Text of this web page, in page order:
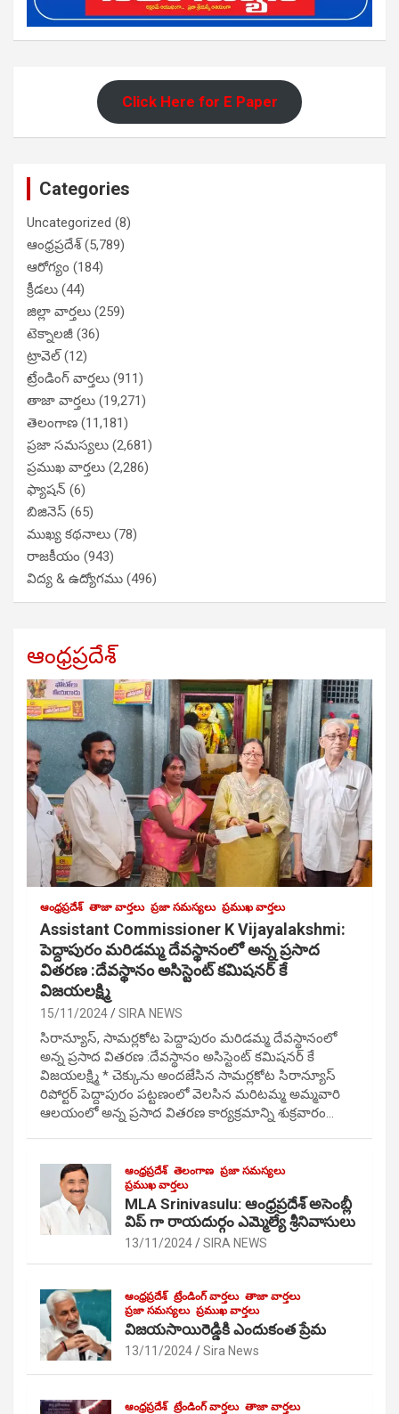
Click Here for E Paper
Categories
Uncategorized (8)
ఆంధ్రప్రదేశ్(5,789)
ఆరోగ్యం (184)
క్రీడలు (44)
జిల్లా వార్తలు (259)
టెక్నాలజీ (36)
ట్రావెల్(12)
ట్రేండింగ్ వార్తలు (911)
తాజా వార్తలు (19,271)
తెలంగాణ (11,181)
ప్రజా సమస్యలు (2,681)
ప్రముఖ వార్తలు (2,286)
ఫ్యాషన్ (6)
బిజినెస్ (65)
ముఖ్య కథనాలు (78)
రాజకీయం (943)
విద్య & ఉద్యోగము (496)
ఆంధ్రప్రదేశ్
ఆంధ్రప్రదేశ్ తాజా వార్తలు ప్రజా సమస్యలు ప్రముఖ వార్తలు
Assistant Commissioner K Vijayalakshmi:
పెద్దాపురం మరిడమ్మ దేవస్థానంలో అన్న ప్రసాద
వితరణ :దేవస్థానం అసిస్టెంట్ కమిషనర్ కే
విజయలక్ష్మి
15/11/2024 SIRA NEWS
సిరాన్యూస్, సామర్లకోట పెద్దాపురం మరిడమ్మ దేవస్థానంలో
అన్న ప్రసాద వితరణ :దేవస్థానం అసిస్టెంట్ కమిషనర్ కే
విజయలక్ష్మి * చెక్కును అందజేసిన సామర్లకోట సిరాన్యూస్
రిపోర్టర్ పెద్దాపురం పట్టణంలో వెలసిన మరిటమ్మ అమ్మవారి
ఆలయంలో అన్న ప్రసాద వితరణ కార్యక్రమాన్ని శుక్రవారం…
ఆంధ్రప్రదేశ్ తెలంగాణ ప్రజా సమస్యలు
ప్రముఖ వార్తలు
MLA Srinivasulu: ఆంధ్రప్రదేశ్ అసెంబ్లీ
విప్ గా రాయదుర్గం ఎమ్మెల్యే శ్రీనివాసులు
13/11/2024 SIRA NEWS
ఆంధ్రప్రదేశ్ ట్రేండింగ్ వార్తలు తాజా వార్తలు
ప్రజా సమస్యలు ప్రముఖ వార్తలు
విజయసాయిరెడ్డికి ఎందుకంత ప్రేమ
13/11/2024 Sira News
ఆంధ్రప్రదేశ్ ట్రేండింగ్ వార్తలు తాజా వార్తలు